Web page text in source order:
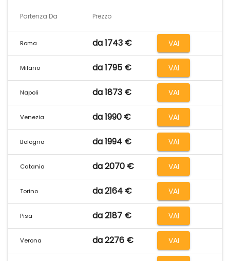
Partenza Da Prezzo
Roma da 1743 € VAI
Milano da 1795 € VAI
Napoli da 1873 € VAI
Venezia da 1990 € VAI
Bologna da 1994 € VAI
Catania da 2070 € VAI
Torino da 2164 € VAI
Pisa da 2187 € VAI
Verona da 2276 € VAI